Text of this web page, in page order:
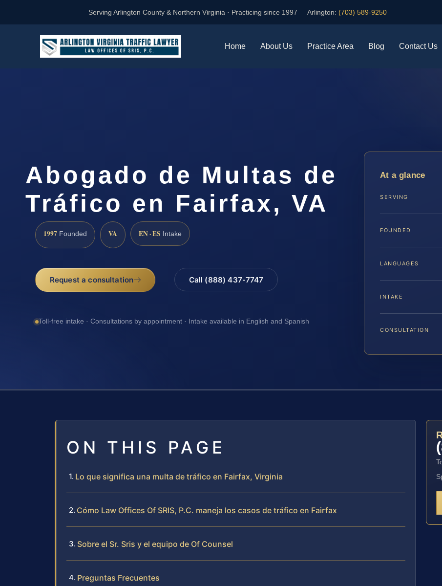
Serving Arlington County & Northern Virginia · Practicing since 1997 Arlington: (703) 589-9250
Home About Us Practice Area Blog Contact Us
Abogado de Multas de
Tráfico en Fairfax, VA
1997 Founded VA EN · ES Intake
Request a consultation Call (888) 437-7747
Toll-free intake · Consultations by appointment · Intake available in English and Spanish
At a glance
SERVING
FOUNDED
LANGUAGES
INTAKE
CONSULTATION
ON THIS PAGE
Lo que significa una multa de tráfico en Fairfax, Virginia
Cómo Law Offices Of SRIS, P.C. maneja los casos de tráfico en Fairfax
Sobre el Sr. Sris y el equipo de Of Counsel
Preguntas Frecuentes